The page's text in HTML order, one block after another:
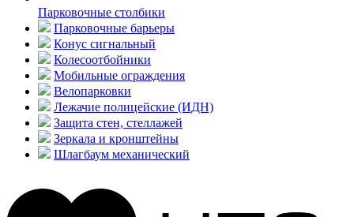
Парковочные столбики
Парковочные барьеры
Конус сигнальный
Колесоотбойники
Мобильные ограждения
Велопарковки
Лежачие полицейские (ИДН)
Защита стен, стеллажей
Зеркала и кронштейны
Шлагбаум механический